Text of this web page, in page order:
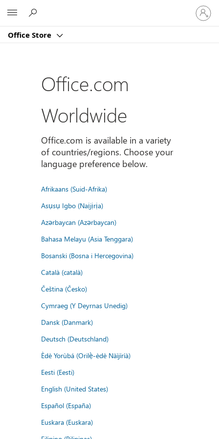
Office Store
Sign
in
to
account
Office.com
Worldwide
Office.com is available in a variety
of countries/regions. Choose your
language preference below.
Afrikaans (Suid-Afrika)
Asụsụ Igbo (Naịjịrịa)
Azərbaycan (Azərbaycan)
Bahasa Melayu (Asia Tenggara)
Bosanski (Bosna i Hercegovina)
Català (català)
Čeština (Česko)
Cymraeg (Y Deyrnas Unedig)
Dansk (Danmark)
Deutsch (Deutschland)
Èdè Yorùbá (Orilẹ̀-èdè Nàìjíríà)
Eesti (Eesti)
English (United States)
Español (España)
Euskara (Euskara)